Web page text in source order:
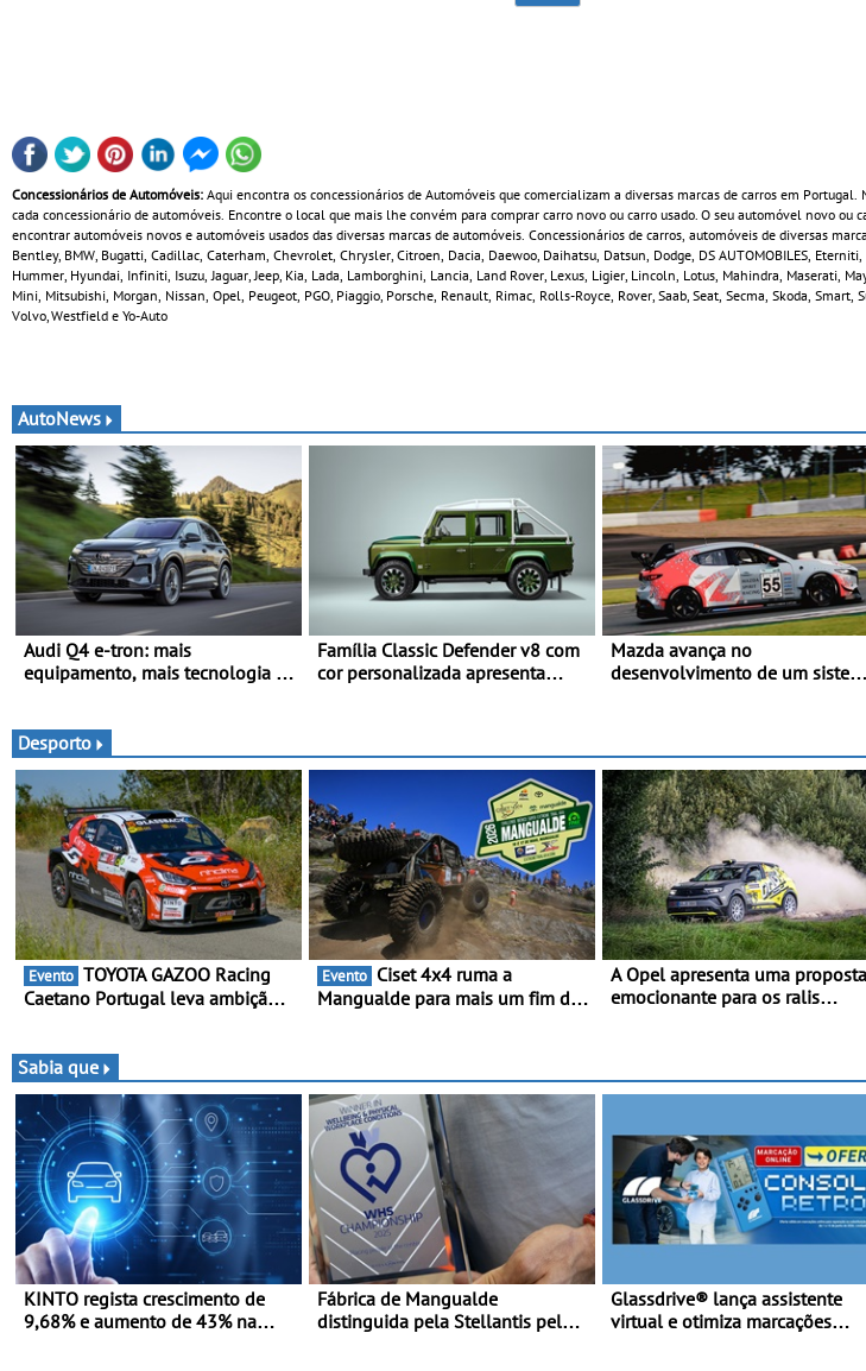
Concessionários de Automóveis: Aqui encontra os concessionários de Automóveis que comercializam a diversas marcas de carros em
cada concessionário de automóveis. Encontre o local que mais lhe convém para comprar carro novo ou carro usado. O seu automóvel novo ou
encontrar automóveis novos e automóveis usados das diversas marcas de automóveis. Concessionários de carros, automóveis de diversas
Bentley, BMW, Bugatti, Cadillac, Caterham, Chevrolet, Chrysler, Citroen, Dacia, Daewoo, Daihatsu, Datsun, Dodge, DS AUTOMOBILES,
Hummer, Hyundai, Infiniti, Isuzu, Jaguar, Jeep, Kia, Lada, Lamborghini, Lancia, Land Rover, Lexus, Ligier, Lincoln, Lotus, Mahindra, Maserati,
Mini, Mitsubishi, Morgan, Nissan, Opel, Peugeot, PGO, Piaggio, Porsche, Renault, Rimac, Rolls-Royce, Rover, Saab, Seat, Secma, Skoda, Smart,
Volvo, Westfield e Yo-Auto
AutoNews
Audi Q4 e-tron: mais
equipamento, mais tecnologia e
quilómetros de autonomia e
carregamento mais rápido
Família Classic Defender v8 com
cor personalizada apresenta
Mazda avança no
desenvolvimento de um sistema
testes da Super Taikyu Series
Desporto
Evento
Caetano Portugal leva ambição
Evento
Mangualde para mais um fim de
A Opel apresenta uma proposta
emocionante para os ralis
competitiva
Sabia que
KINTO regista crescimento de
9,68% e aumento de 43% na
Fábrica de Mangualde
distinguida pela Stellantis pela
Glassdrive® lança assistente
virtual e otimiza marcações